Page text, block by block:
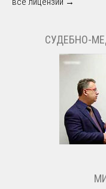
СУДЕБНО-